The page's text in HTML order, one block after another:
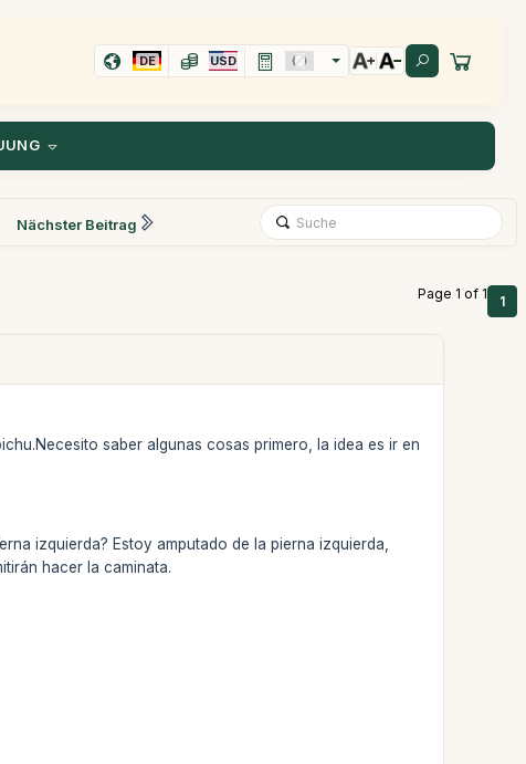
DE USD
Nächster Beitrag
Page 1 of 1 1
saber algunas cosas primero, la idea es ir en
izquierda? Estoy amputado de la pierna izquierda,
hacer la caminata.